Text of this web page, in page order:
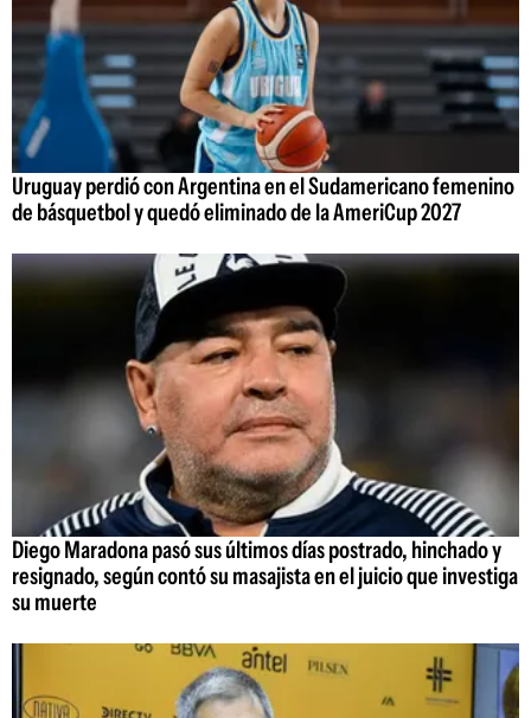
Uruguay perdió con Argentina en el Sudamericano femenino
de básquetbol y quedó eliminado de la AmeriCup 2027
Diego Maradona pasó sus últimos días postrado, hinchado y
resignado, según contó su masajista en el juicio que investiga
su muerte